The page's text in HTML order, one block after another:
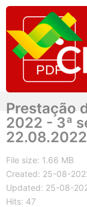
Prestação
2022 - 3ª
22.08.2022
File size: 1.66 MB
Created: 25-08-
Updated: 25-08-
Hits: 47